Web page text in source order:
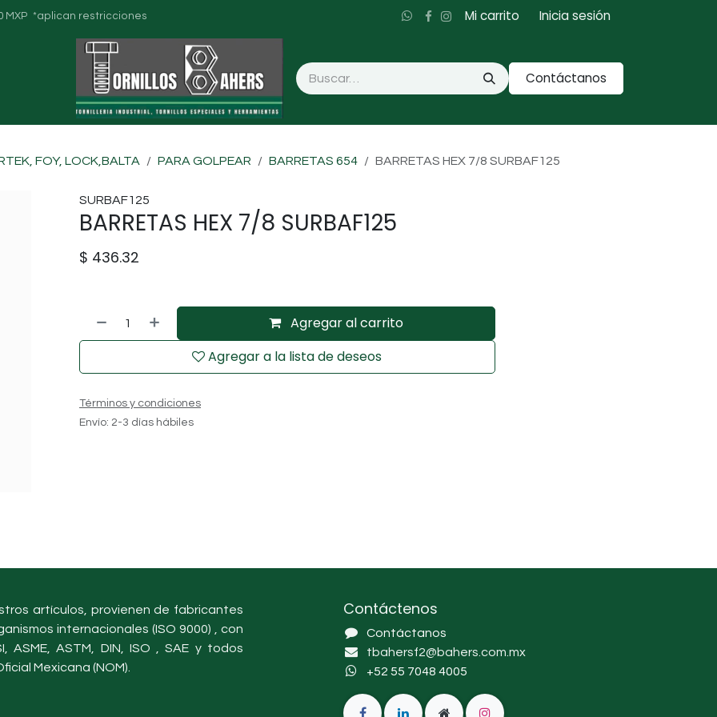
MXP *aplican restricciones Mi carrito Inicia sesión
Contáctanos
FOY, LOCK,BALTA PARA GOLPEAR BARRETAS 654 BARRETAS HEX 7/8 SURBAF125
SURBAF125
BARRETAS HEX 7/8 SURBAF125
$ 436.32
Agregar al carrito
Agregar a la lista de deseos
Términos y condiciones
Envío: 2-3 días hábiles
artículos, provienen de fabricantes
internacionales (ISO 9000) , con
ASME, ASTM, DIN, ISO , SAE y todos
Mexicana (NOM).
Contáctenos
Contáctanos
tbahersf2@bahers.com.mx
+52 55 7048 4005